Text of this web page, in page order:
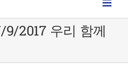
2017 우리 함께